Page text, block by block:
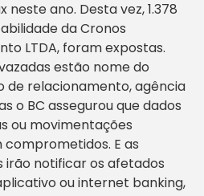
neste ano. Desta vez, 1.378
da Cronos
LTDA, foram expostas.
estão nome do
de relacionamento, agência
o BC assegurou que dados
ou movimentações
E as
irão notificar os afetados
ou internet banking,